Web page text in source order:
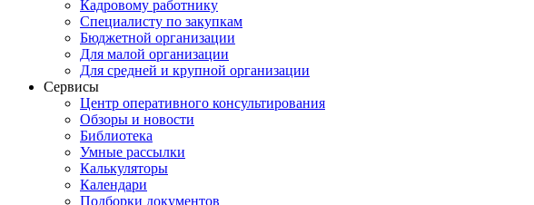
Кадровому работнику
Специалисту по закупкам
Бюджетной организации
Для малой организации
Для средней и крупной организации
Сервисы
Центр оперативного консультирования
Обзоры и новости
Библиотека
Умные рассылки
Калькуляторы
Календари
Подборки документов